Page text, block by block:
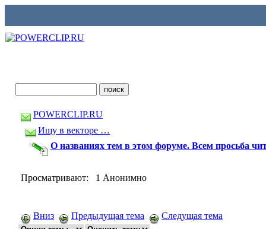
POWERCLIP.RU
Ищу в векторе …
О названиях тем в этом форуме. Всем просьба
Просматривают: 1 Анонимно
Вниз Предыдущая тема Следущая тема